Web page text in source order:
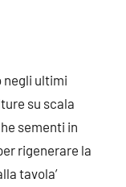
negli ultimi
su scala
sementi in
rigenerare la
tavola’